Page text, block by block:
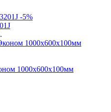
-5%
1000х600х100мм